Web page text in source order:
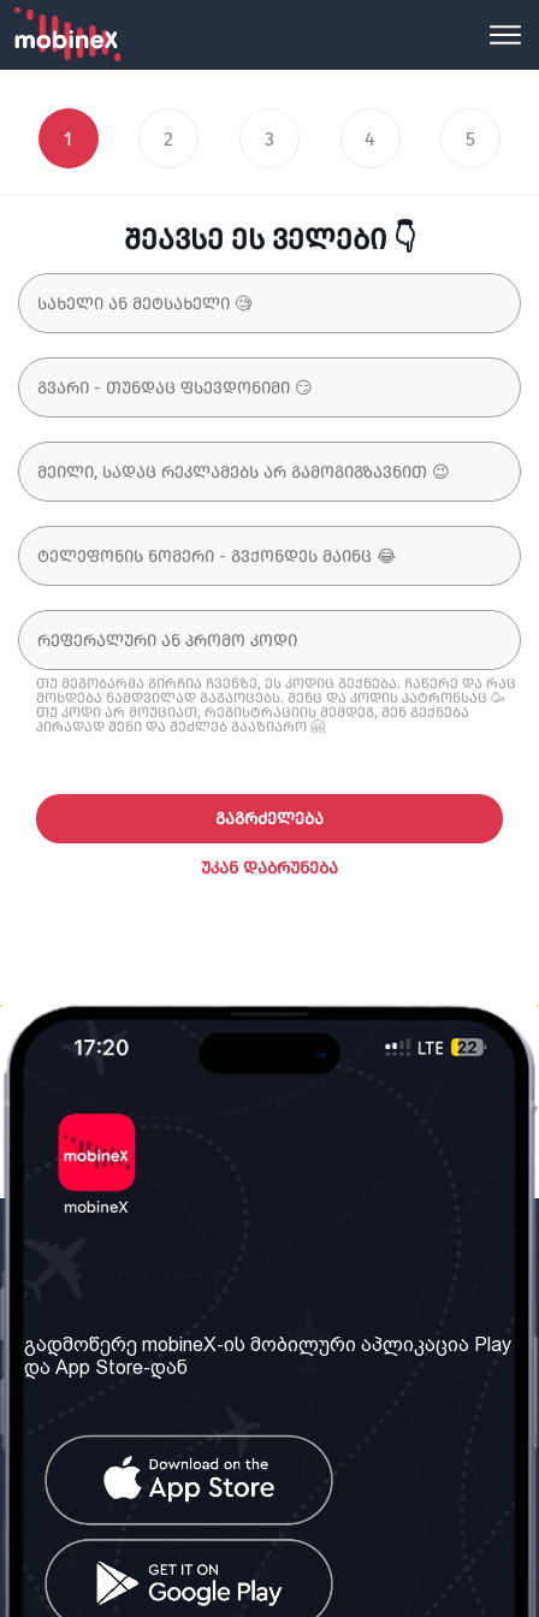
1 2 3 4 5
შეავსე ეს ველები 👇
თუ მეგობარმა გირჩია ჩვენზე, ეს კოდიც გექნება. ჩაწერე და რაც
მოხდება ნამდვილად გაგაოცებს. შენც და კოდის პატრონსაც 🥳
თუ კოდი არ მოუციათ, რეგისტრაციის შემდეგ, შენ გექნება
პირადად შენი და შეძლებ გააზიარო 🤗
ᲣᲙᲐᲜ ᲓᲐᲑᲠᲣᲜᲔᲑᲐ
ᲒᲐᲒᲠᲫᲔᲚᲔᲑᲐ
ჩვენ შესახებ
ჩვენი სერვისები
წესები და პირობები
კითხვები
კონტაქტი
საქართველო: თბილისი
ტელ: 032 2 04 00 50
სოციალური ქსელი
გადმოწერე mobineX-ის მობილური აპლიკაცია Play
და App Store-დან